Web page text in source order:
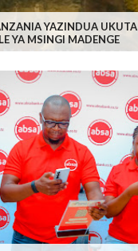
YAZINDUA UKUTA
YA MSINGI MADENGE